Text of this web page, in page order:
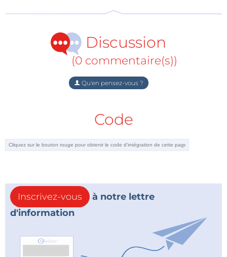
oblong de 46,5 mm sur 67 mm et de 26 mm de
réducteurs.
----------------------
Nouvelle édition du livre
Les moteurs électriques
expliqués aux électroniciens
revue et augmentée deplus de 100 pages,
consacrées aux moteurs sans balais
Discussion
(0 commentaire(s))
Qu'en pensez-vous ?
Code
Inscrivez-vous
à notre lettre
d'information